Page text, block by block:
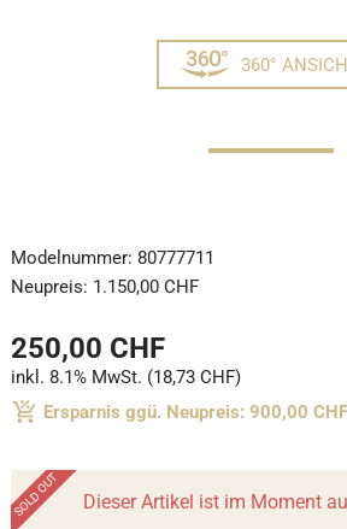
360°
Modelnummer: 80777711
Neupreis: 1.150,00 CHF
250,00 CHF
inkl. 8.1% MwSt. (18,73 CHF)
Ersparnis ggü. Neupreis: 900,00
Dieser Artikel ist im Moment